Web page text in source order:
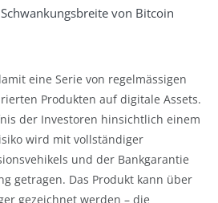
von Bitcoin
eine Serie von regelmässigen
Produkten auf digitale Assets.
der Investoren hinsichtlich einem
wird mit vollständiger
und der Bankgarantie
getragen. Das Produkt kann über
gezeichnet werden – die